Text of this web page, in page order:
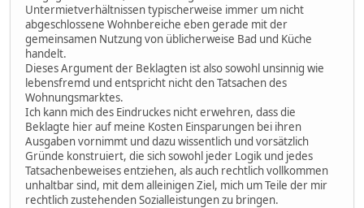
Untermietverhältnissen typischerweise immer um nicht
abgeschlossene Wohnbereiche eben gerade mit der
gemeinsamen Nutzung von üblicherweise Bad und Küche
handelt.
Dieses Argument der Beklagten ist also sowohl unsinnig wie
lebensfremd und entspricht nicht den Tatsachen des
Wohnungsmarktes.
Ich kann mich des Eindruckes nicht erwehren, dass die
Beklagte hier auf meine Kosten Einsparungen bei ihren
Ausgaben vornimmt und dazu wissentlich und vorsätzlich
Gründe konstruiert, die sich sowohl jeder Logik und jedes
Tatsachenbeweises entziehen, als auch rechtlich vollkommen
unhaltbar sind, mit dem alleinigen Ziel, mich um Teile der mir
rechtlich zustehenden Sozialleistungen zu bringen.